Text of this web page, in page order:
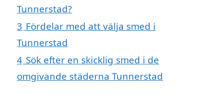
Tunnerstad?
3 Fördelar med att välja smed i
Tunnerstad
4 Sök efter en skicklig smed i de
omgivande städerna Tunnerstad